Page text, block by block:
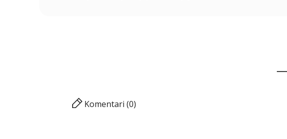
Komentari (0)